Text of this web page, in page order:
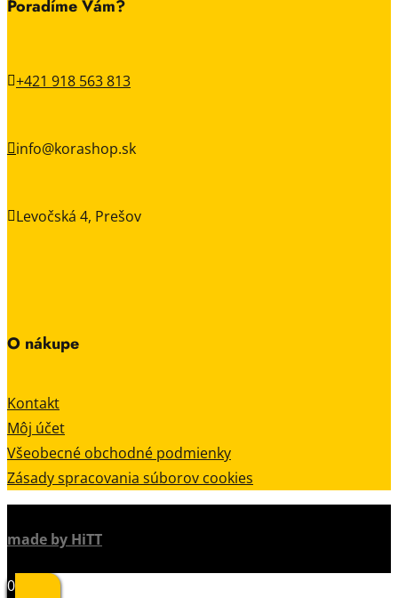
Poradíme Vám?
+421 918 563 813
info@korashop.sk
Levočská 4, Prešov
O nákupe
Kontakt
Môj účet
Všeobecné obchodné podmienky
Zásady spracovania súborov cookies
made by HiTT
0